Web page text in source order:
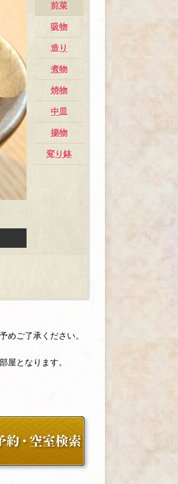
前菜
吸物
造り
煮物
焼物
中皿
揚物
変り鉢
屋となります。